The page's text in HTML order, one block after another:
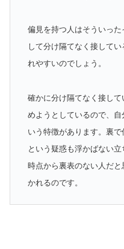
偏見を持つ人はそういっ
して分け隔てなく接して
れやすいのでしょう。
確かに分け隔てなく接し
めようとしているので、
いう特徴があります。裏
という疑惑も浮かばない
時点から裏表のない人だ
かれるのです。